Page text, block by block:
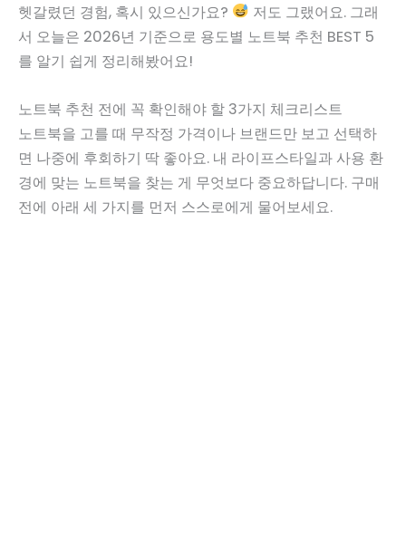
헷갈렸던 경험, 혹시 있으신가요?
저도 그랬어요. 그래
서 오늘은 2026년 기준으로 용도별 노트북 추천 BEST 5
를 알기 쉽게 정리해봤어요!
노트북 추천 전에 꼭 확인해야 할 3가지 체크리스트
노트북을 고를 때 무작정 가격이나 브랜드만 보고 선택하
면 나중에 후회하기 딱 좋아요. 내 라이프스타일과 사용 환
경에 맞는 노트북을 찾는 게 무엇보다 중요하답니다. 구매
전에 아래 세 가지를 먼저 스스로에게 물어보세요.